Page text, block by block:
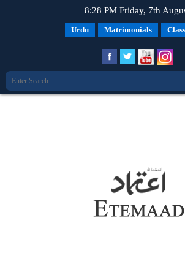
8:28 PM Friday, 7th
Urdu Matrimonials